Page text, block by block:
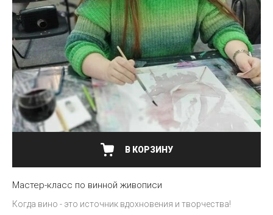
В КОРЗИНУ
Мастер-класс по винной живописи
Когда вино - это источник вдохновения и творчества!